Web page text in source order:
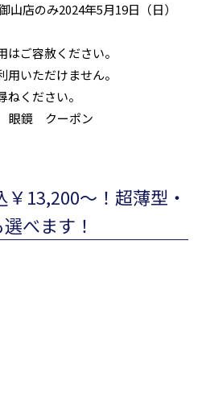
山店のみ2024年5月19日（日）
ご容赦ください。
いただけません。
ください。
13,200～！超薄型・
べます！